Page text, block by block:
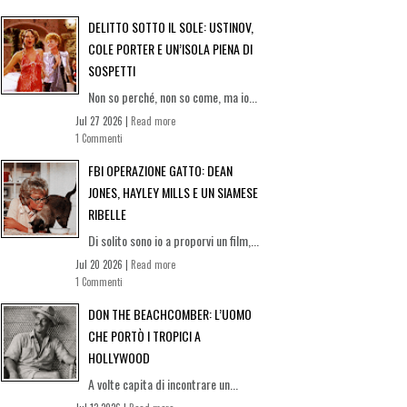
DELITTO SOTTO IL SOLE: USTINOV,
COLE PORTER E UN’ISOLA PIENA DI
SOSPETTI
Non so perché, non so come, ma io...
Jul 27 2026 | Read more
1 Commenti
FBI OPERAZIONE GATTO: DEAN
JONES, HAYLEY MILLS E UN SIAMESE
RIBELLE
Di solito sono io a proporvi un film,...
Jul 20 2026 | Read more
1 Commenti
DON THE BEACHCOMBER: L’UOMO
CHE PORTÒ I TROPICI A
HOLLYWOOD
A volte capita di incontrare un...